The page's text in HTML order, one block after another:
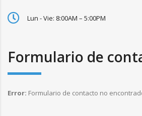
Lun - Vie: 8:00AM – 5:00PM
Formulario de
Error: Formulario de contacto no